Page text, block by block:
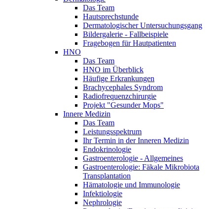
Das Team
Hautsprechstunde
Dermatologischer Untersuchungsgang
Bildergalerie - Fallbeispiele
Fragebogen für Hautpatienten
HNO
Das Team
HNO im Überblick
Häufige Erkrankungen
Brachycephales Syndrom
Radiofrequenzchirurgie
Projekt "Gesunder Mops"
Innere Medizin
Das Team
Leistungsspektrum
Ihr Termin in der Inneren Medizin
Endokrinologie
Gastroenterologie - Allgemeines
Gastroenterologie: Fäkale Mikrobiota
Transplantation
Hämatologie und Immunologie
Infektiologie
Nephrologie